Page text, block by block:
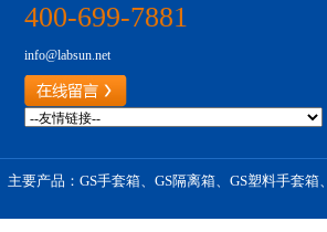
400-699-7881
info@labsun.net
主要产品：GS手套箱、GS隔离箱、GS塑料手套箱、